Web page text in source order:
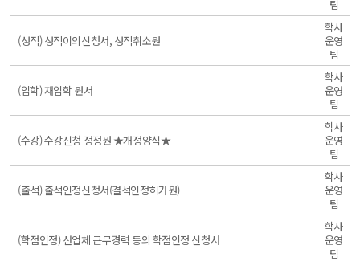
팀
일
(성적) 성적이의신청서, 성적취소원
학사
운영
팀
일
(입학) 재입학 원서
학사
운영
팀
일
(수강) 수강신청 정정원 ★개정양식★
학사
운영
팀
일
(출석) 출석인정신청서(결석인정허가원)
학사
운영
팀
일
(학점인정) 산업체 근무경력 등의 학점인정 신청서
학사
운영
팀